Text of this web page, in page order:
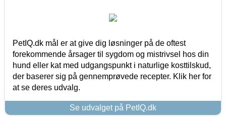
PetIQ.dk mål er at give dig løsninger på de oftest
forekommende årsager til sygdom og mistrivsel hos din
hund eller kat med udgangspunkt i naturlige kosttilskud,
der baserer sig på gennemprøvede recepter. Klik her for
at se deres udvalg.
Se udvalget på PetIQ.dk